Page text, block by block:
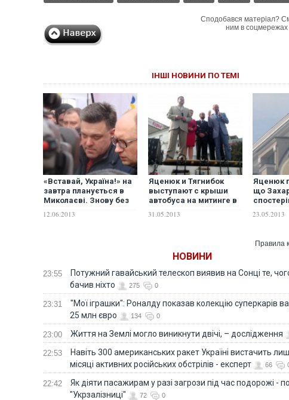
Сподобався матеріал?
ним в соцмережах
ІНШІ НОВИНИ ПО ТЕМІ
«Вставай, Україна!» на
завтра планується в
Миколаєві. Знову без
12.06.2013
Яценюк и Тягнибок
выступают с крыши
автобуса на митинге в
31.05.2013
Яценюк
що
23.05.2013
Правила
НОВИНИ
23:55
Потужний гавайський телескоп виявив на Сонці те,
бачив ніхто
275 0
23:31
"Мої іграшки": Роналду показав колекцію суперкарів
25 млн євро
134 0
23:00 Життя на Землі могло виникнути двічі, – дослідження
22:53
Навіть 300 американських ракет Україні вистачить
місяці активних російських обстрілів - експерт
66
22:42
Як діяти пасажирам у разі загрози під час подорожі -
"Укрзалізниці"
72 0